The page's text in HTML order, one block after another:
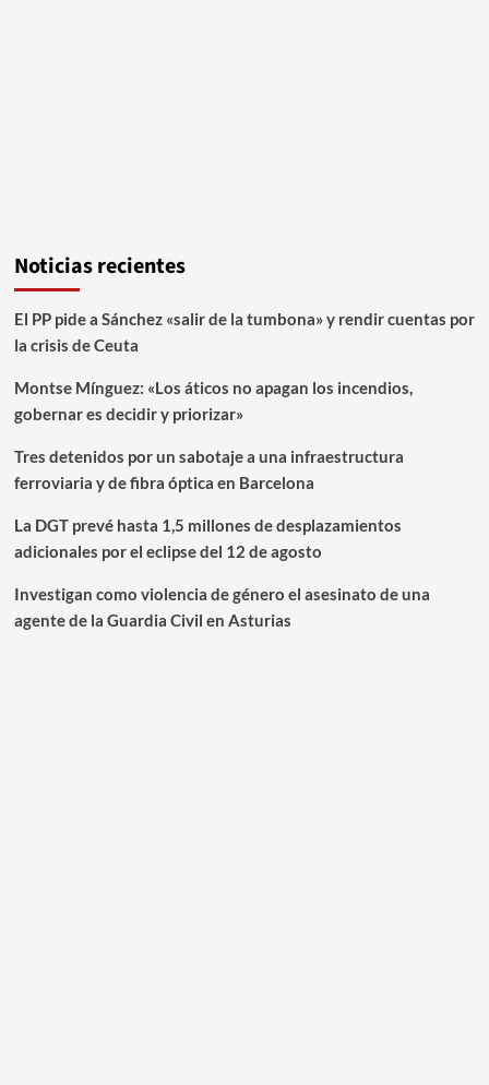
Noticias recientes
El PP pide a Sánchez «salir de la tumbona» y rendir cuentas por
la crisis de Ceuta
Montse Mínguez: «Los áticos no apagan los incendios,
gobernar es decidir y priorizar»
Tres detenidos por un sabotaje a una infraestructura
ferroviaria y de fibra óptica en Barcelona
La DGT prevé hasta 1,5 millones de desplazamientos
adicionales por el eclipse del 12 de agosto
Investigan como violencia de género el asesinato de una
agente de la Guardia Civil en Asturias